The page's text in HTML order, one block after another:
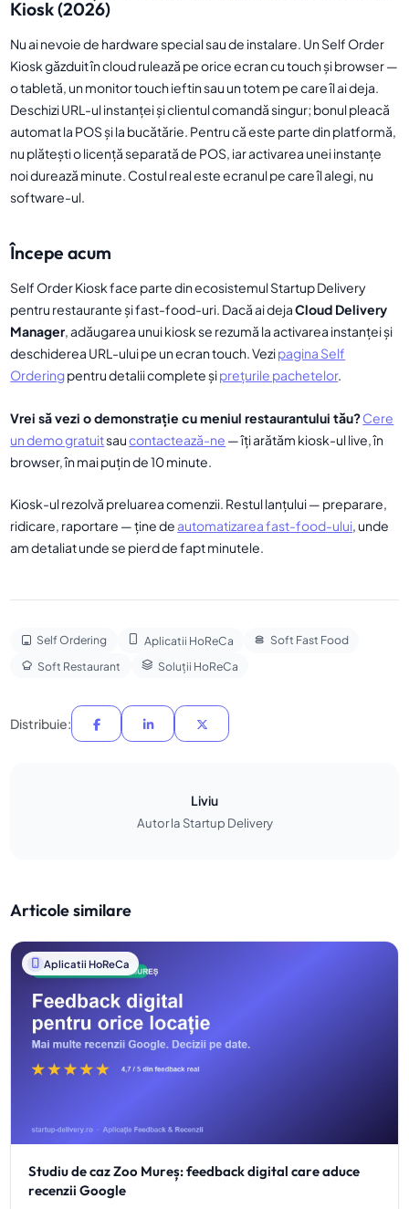
Kiosk (2026)
Nu ai nevoie de hardware special sau de instalare. Un Self Order
Kiosk găzduit în cloud rulează pe orice ecran cu touch și browser —
o tabletă, un monitor touch ieftin sau un totem pe care îl ai deja.
Deschizi URL-ul instanței și clientul comandă singur; bonul pleacă
automat la POS și la bucătărie. Pentru că este parte din platformă,
nu plătești o licență separată de POS, iar activarea unei instanțe
noi durează minute. Costul real este ecranul pe care îl alegi, nu
software-ul.
Începe acum
Self Order Kiosk face parte din ecosistemul Startup Delivery
pentru restaurante și fast-food-uri. Dacă ai dejaCloud Delivery
Manager, adăugarea unui kiosk se rezumă la activarea instanței și
deschiderea URL-ului pe un ecran touch. Vezipagina Self
Orderingpentru detalii complete șiprețurile pachetelor.
Vrei să vezi o demonstrație cu meniul restaurantului tău?Cere
un demo gratuitsaucontactează-ne — îți arătăm kiosk-ul live, în
browser, în mai puțin de 10 minute.
Kiosk-ul rezolvă preluarea comenzii. Restul lanțului — preparare,
ridicare, raportare — ține de automatizarea fast-food-ului, unde
am detaliat unde se pierd de fapt minutele.
Self Ordering Aplicatii HoReCa
Soft Fast Food
Soft Restaurant
Soluții HoReCa
Distribuie:
Liviu
Autor la Startup Delivery
Articole similare
Aplicatii HoReCa
Studiu de caz Zoo Mureș: feedback digital care aduce
recenzii Google